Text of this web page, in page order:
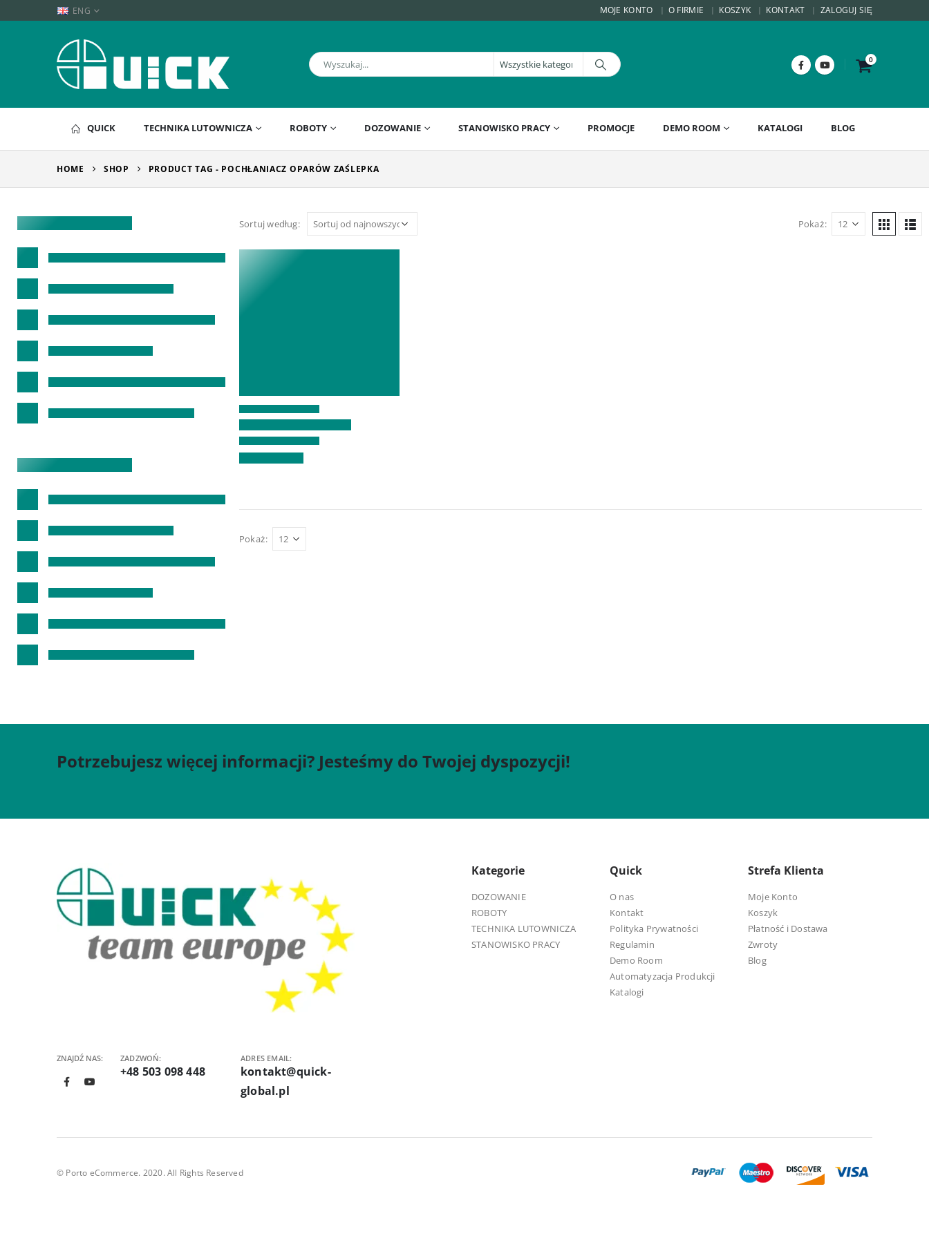
ENG MOJE KONTO O FIRMIE KOSZYK KONTAKT ZALOGUJ SIĘ
0
QUICK TECHNIKA LUTOWNICZA ROBOTY DOZOWANIE STANOWISKO PRACY PROMOCJE DEMO ROOM KATALOGI BLOG
HOME SHOP PRODUCT TAG - POCHŁANIACZ OPARÓW ZAŚLEPKA
Sortuj według: Pokaż:
Pokaż:
Potrzebujesz więcej informacji? Jesteśmy do Twojej dyspozycji!
ZNAJDŹ NAS: ZADZWOŃ:
+48 503 098 448
ADRES EMAIL:
kontakt@quick-
global.pl
Kategorie
DOZOWANIE
ROBOTY
TECHNIKA LUTOWNICZA
STANOWISKO PRACY
Quick
O nas
Kontakt
Polityka Prywatności
Regulamin
Demo Room
Automatyzacja Produkcji
Katalogi
Strefa Klienta
Moje Konto
Koszyk
Płatność i Dostawa
Zwroty
Blog
© Porto eCommerce. 2020. All Rights Reserved